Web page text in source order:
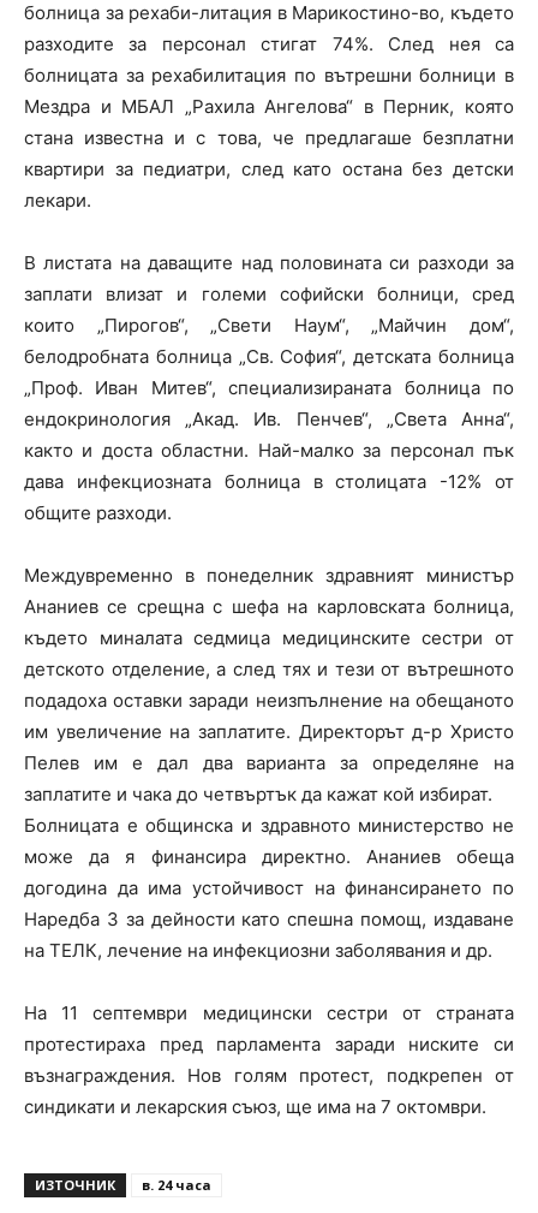
болница за рехаби-литация в Марикостино-во, където
разходите за персонал стигат 74%. След нея са
болницата за рехабилитация по вътрешни болници в
Мездра и МБАЛ „Рахила Ангелова“ в Перник, която
стана известна и с това, че предлагаше безплатни
квартири за педиатри, след като остана без детски
лекари.
В листата на даващите над половината си разходи за
заплати влизат и големи софийски болници, сред
които „Пирогов“, „Свети Наум“, „Майчин дом“,
белодробната болница „Св. София“, детската болница
„Проф. Иван Митев“, специализираната болница по
ендокринология „Акад. Ив. Пенчев“, „Света Анна“,
както и доста областни. Най-малко за персонал пък
дава инфекциозната болница в столицата -12% от
общите разходи.
Междувременно в понеделник здравният министър
Ананиев се срещна с шефа на карловската болница,
където миналата седмица медицинските сестри от
детското отделение, а след тях и тези от вътрешното
подадоха оставки заради неизпълнение на обещаното
им увеличение на заплатите. Директорът д-р Христо
Пелев им е дал два варианта за определяне на
заплатите и чака до четвъртък да кажат кой избират.
Болницата е общинска и здравното министерство не
може да я финансира директно. Ананиев обеща
догодина да има устойчивост на финансирането по
Наредба 3 за дейности като спешна помощ, издаване
на ТЕЛК, лечение на инфекциозни заболявания и др.
На 11 септември медицински сестри от страната
протестираха пред парламента заради ниските си
възнаграждения. Нов голям протест, подкрепен от
синдикати и лекарския съюз, ще има на 7 октомври.
ИЗТОЧНИК в. 24 часа